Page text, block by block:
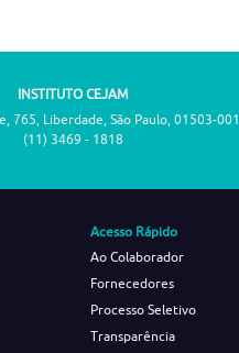
INSTITUTO CEJAM
765, Liberdade, São Paulo, 01503-001
(11) 3469 - 1818
Acesso Rápido
Ao Colaborador
Fornecedores
Processo Seletivo
Transparência